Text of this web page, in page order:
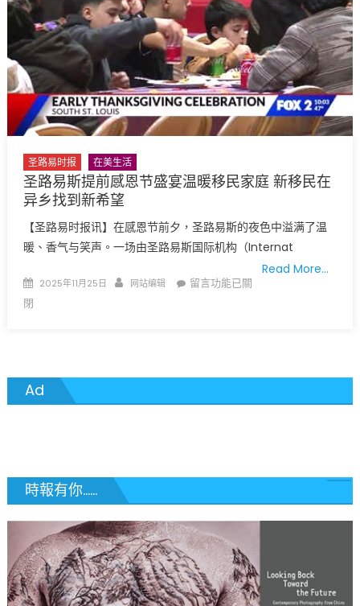
园“中华日三十周年特别报道（五）
筝声与琴韵交汇：刘励(Li Statler)与钢琴家Darek演绎一场古筝
与钢琴的精彩对话
圣路易时报 在美生活
圣路易斯提前感恩节盛宴温暖移民家庭 新移民在
异乡找到新希望
【圣路易时报讯】在感恩节前夕，圣路易斯的夜色中溢满了温
暖、香气与笑声。一场由圣路易斯国际机构（Internat
Read More…
Posted
2025年11月25日 Author
网站编辑
在
提
温
暖
移
民
家
庭
留言功能已關
閉
Ad
時報有你......